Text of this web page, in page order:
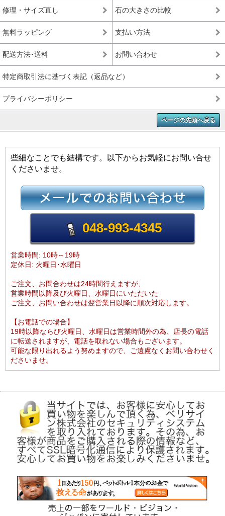
修理・サイズ直し 石の大きさの比較
無料ラッピング 支払い方法
配送方法･送料 お問い合わせ
特定商取引法に基づく表記（返品など）
プライバシーポリシー
ページの先頭へ戻る
些細なことでも結構です。以下からお気軽にお問い合せ
くださいませ。
048-993-4345
営業時間: 10時～19時
定休日: 火曜日･水曜日
ご注文、お問合わせは24時間行えますが、
営業時間以降及び火曜日、水曜日にいただいた
ご注文、お問い合わせは翌営業日以降に順次対応します。
【お電話での場合】
19時以降ならび火曜日、水曜日は営業時間外の為、店長の電話
に転送されますが、電話を取れない場合もございます。
可能な限り出れるよう努めますので、ご遠慮なくお問い合わせく
ださいませ。